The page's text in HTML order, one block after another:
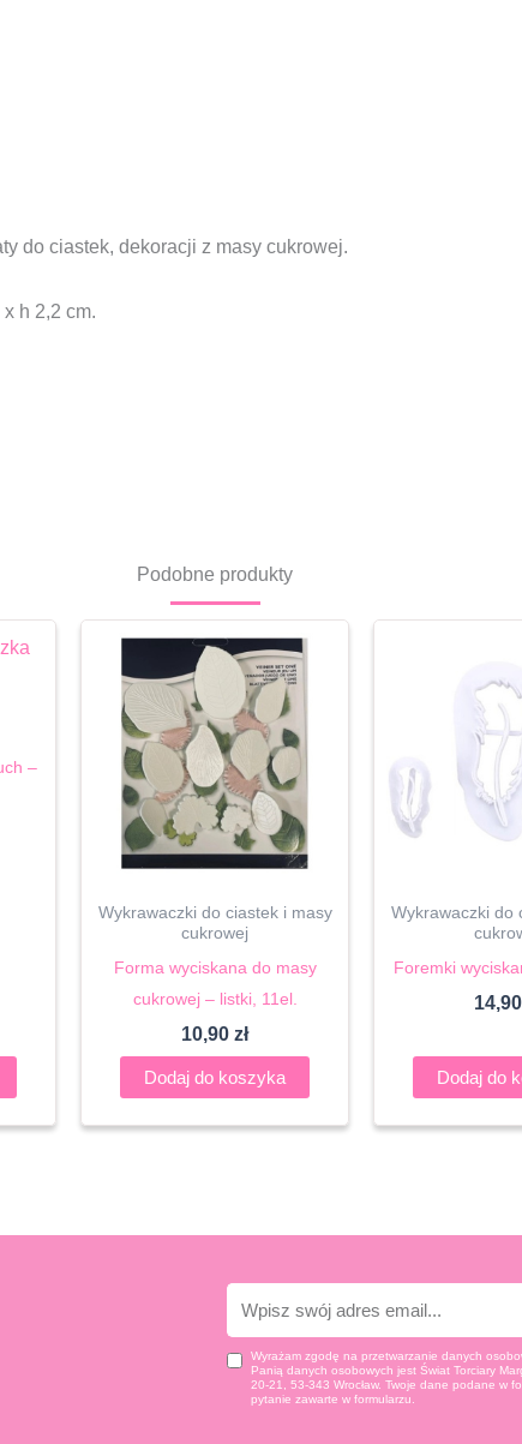
do ciastek, dekoracji z masy cukrowej.
h 2,2 cm.
Podobne produkty
–
Wykrawaczki do ciastek i masy
cukrowej
Forma wyciskana do masy
cukrowej – listki, 11el.
10,90 zł
Dodaj do koszyka
Wykrawaczki do
Foremki
14,90
Dodaj do
mail
Wyrażam zgodę na przetwarzanie danych
Panią danych osobowych jest Świat Torciary
20-21, 53-343 Wrocław. Twoje dane podane w
pytanie zawarte w formularzu.